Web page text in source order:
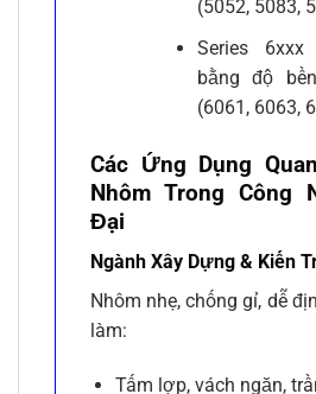
(5052, 5083,
Series
bằng độ
(6061, 6063,
Các Ứng Dụng
Nhôm Trong Công
Đại
Ngành Xây Dựng & Kiến
Nhôm nhẹ, chống gỉ, dễ
làm:
Tấm lợp, vách ngăn,